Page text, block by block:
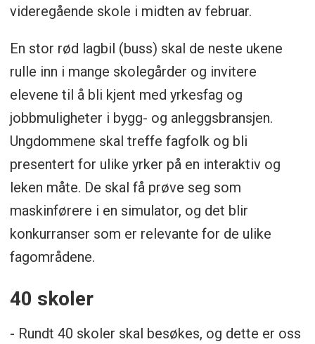
videregående skole i midten av februar.
En stor rød lagbil (buss) skal de neste ukene
rulle inn i mange skolegårder og invitere
elevene til å bli kjent med yrkesfag og
jobbmuligheter i bygg- og anleggsbransjen.
Ungdommene skal treffe fagfolk og bli
presentert for ulike yrker på en interaktiv og
leken måte. De skal få prøve seg som
maskinførere i en simulator, og det blir
konkurranser som er relevante for de ulike
fagområdene.
40 skoler
- Rundt 40 skoler skal besøkes, og dette er oss